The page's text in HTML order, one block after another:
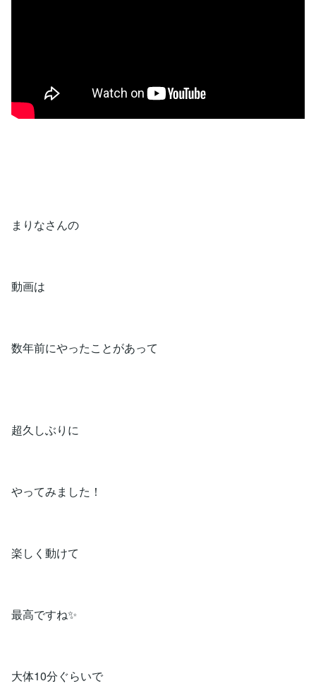
まりなさんの
動画は
数年前にやったことがあって
超久しぶりに
やってみました！
楽しく動けて
最高ですね✨
大体10分ぐらいで